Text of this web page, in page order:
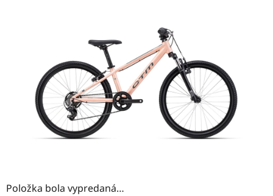
Položka bola vypredaná…